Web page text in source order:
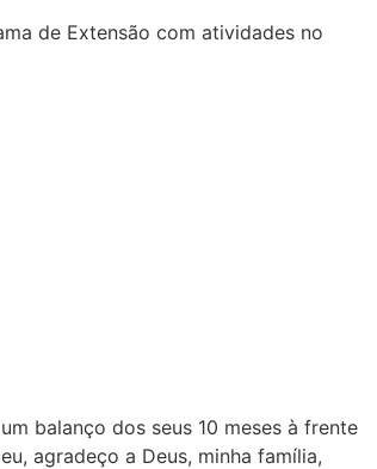
de Extensão com atividades no
balanço dos seus 10 meses à frente
agradeço a Deus, minha família,